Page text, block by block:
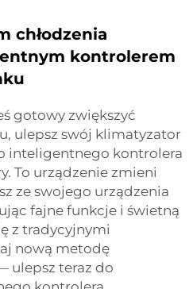
chłodzenia
kontrolerem
gotowy zwiększyć
ulepsz swój klimatyzator
inteligentnego kontrolera
To urządzenie zmieni
ze swojego urządzenia
fajne funkcje i świetną
z tradycyjnymi
nową metodę
ulepsz teraz do